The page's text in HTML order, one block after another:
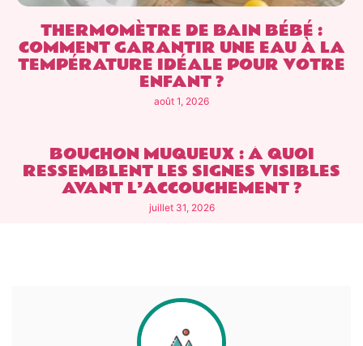
THERMOMÈTRE DE BAIN BÉBÉ :
COMMENT GARANTIR UNE EAU À LA
TEMPÉRATURE IDÉALE POUR VOTRE
ENFANT ?
août 1, 2026
BOUCHON MUQUEUX : À QUOI
RESSEMBLENT LES SIGNES VISIBLES
AVANT L’ACCOUCHEMENT ?
juillet 31, 2026